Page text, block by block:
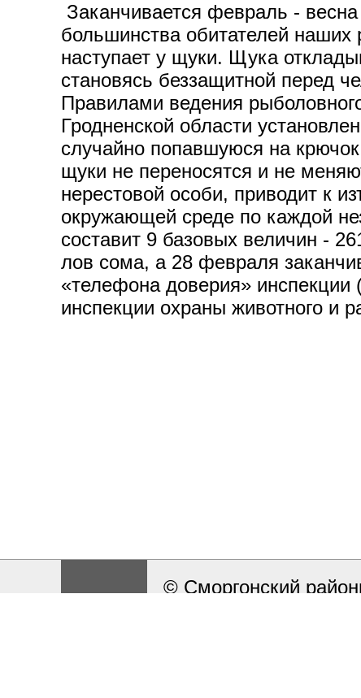
Заканчивается февраль -
большинства обитателей
наступает у щуки. Щука
становясь беззащитной перед
Правилами ведения
Гродненской области
случайно попавшуюся на
щуки не переносятся и не
нерестовой особи, приводит к
окружающей среде по каждой
составит 9 базовых величин -
лов сома, а 28 февраля
«телефона доверия»
инспекции охраны животного и
© Сморгонский